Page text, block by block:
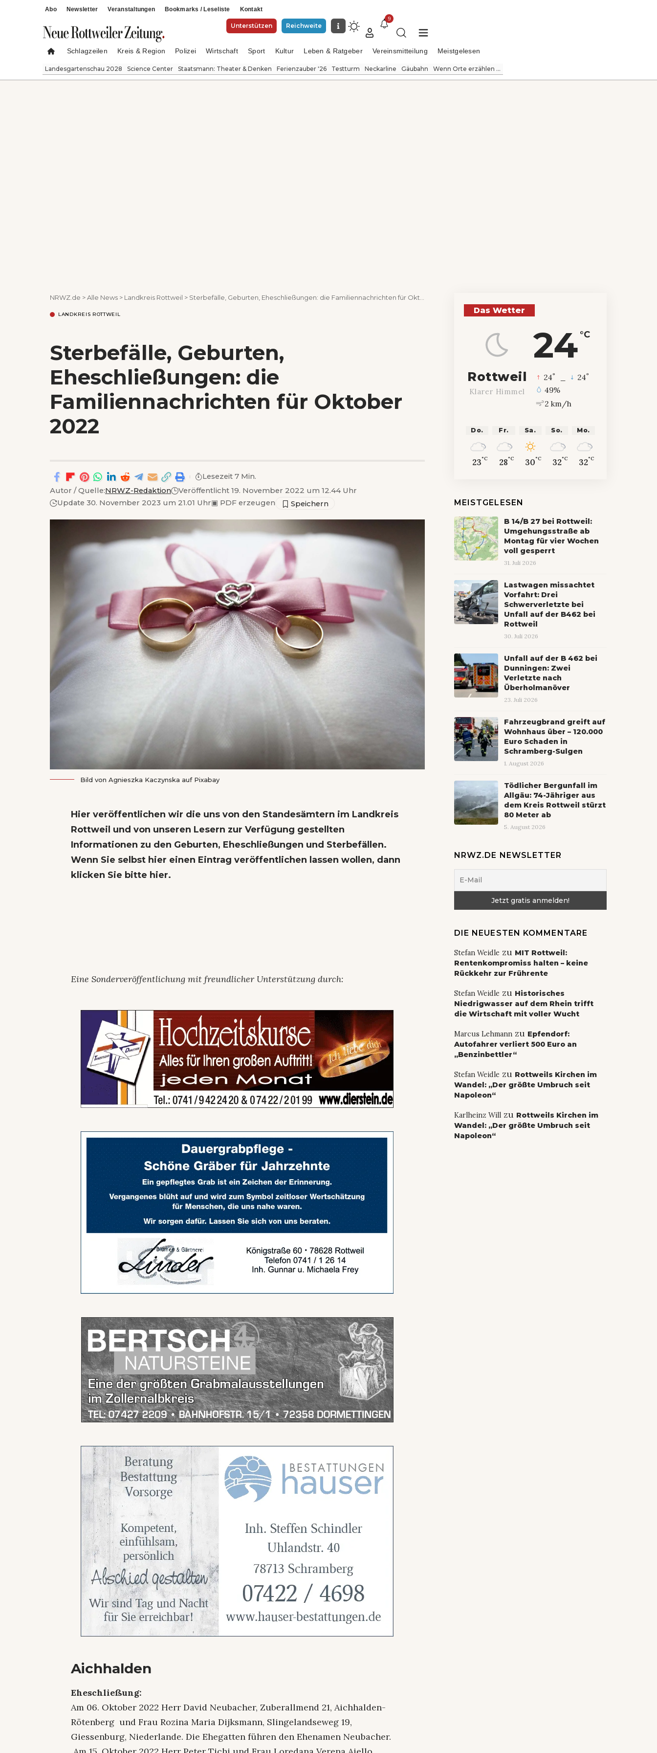
Abo Newsletter Veranstaltungen Bookmarks / Leseliste Kontakt
Unterstützen Reichweite
9
Schlagzeilen Kreis & Region Polizei Wirtschaft Sport Kultur Leben & Ratgeber Vereinsmitteilung Meistgelesen
Landesgartenschau 2028 Science Center Staatsmann: Theater & Denken Ferienzauber '26 Testturm Neckarline Gäubahn Wenn Orte erzählen ...
NRWZ.de >Alle News > Landkreis Rottweil > Sterbefälle, Geburten, Eheschließungen: die Familiennachrichten für Oktober 2022
LANDKREIS ROTTWEIL
Sterbefälle, Geburten,
Eheschließungen: die
Familiennachrichten für Oktober
2022
Autor / Quelle:NRWZ-Redaktion
Veröffentlicht 19. November 2022 um 12.44 Uhr
Update 30. November 2023 um 21.01 Uhr▣ PDF erzeugen
Lesezeit 7 Min.
Bild von Agnieszka Kaczynska auf Pixabay
Hier veröffentlichen wir die uns von den Standesämtern im Landkreis
Rottweil und von unseren Lesern zur Verfügung gestellten
Informationen zu den Geburten, Eheschließungen und Sterbefällen.
Wenn Sie selbst hier einen Eintrag veröffentlichen lassen wollen, dann
klicken Sie bitte hier.
Eine Sonderveröffentlichung mit freundlicher Unterstützung durch:
Aichhalden
Eheschließung:
Am 06. Oktober 2022 Herr David Neubacher, Zuberallmend 21, Aichhalden-
Rötenberg und Frau Rozina Maria Dijksmann, Slingelandseweg 19,
Giessenburg, Niederlande. Die Ehegatten führen den Ehenamen Neubacher.
Das Wetter
24 °C
Rottweil
Klarer Himmel
24° 24°
49%
2 km/h
Do.
23°C
Fr.
28°C
Sa.
30°C
So.
32°C
Mo.
32°C
MEISTGELESEN
B 14/B 27 bei Rottweil:
Umgehungsstraße ab
Montag für vier Wochen
voll gesperrt
31. Juli 2026
Lastwagen missachtet
Vorfahrt: Drei
Schwerverletzte bei
Unfall auf der B462 bei
Rottweil
30. Juli 2026
Unfall auf der B 462 bei
Dunningen: Zwei
Verletzte nach
Überholmanöver
23. Juli 2026
Fahrzeugbrand greift auf
Wohnhaus über – 120.000
Euro Schaden in
Schramberg-Sulgen
1. August 2026
Tödlicher Bergunfall im
Allgäu: 74-Jähriger aus
dem Kreis Rottweil stürzt
80 Meter ab
5. August 2026
NRWZ.DE NEWSLETTER
DIE NEUESTEN KOMMENTARE
Stefan Weidle zu MIT Rottweil:
Rentenkompromiss halten – keine
Rückkehr zur Frührente
Stefan Weidle zu Historisches
Niedrigwasser auf dem Rhein trifft
die Wirtschaft mit voller Wucht
Marcus Lehmannzu Epfendorf:
Autofahrer verliert 500 Euro an
„Benzinbettler“
Stefan Weidle zu Rottweils Kirchen im
Wandel: „Der größte Umbruch seit
Napoleon“
Karlheinz Willzu Rottweils Kirchen im
Wandel: „Der größte Umbruch seit
Napoleon“